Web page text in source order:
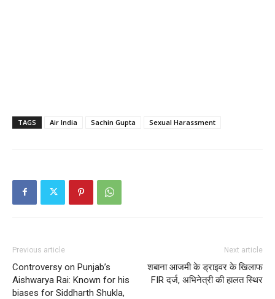
TAGS Air India Sachin Gupta Sexual Harassment
Previous article
Controversy on Punjab’s
Aishwarya Rai: Known for his
biases for Siddharth Shukla,
Next article
शबाना आजमी के ड्राइवर के खिलाफ
FIR दर्ज, अभिनेत्री की हालत स्थिर